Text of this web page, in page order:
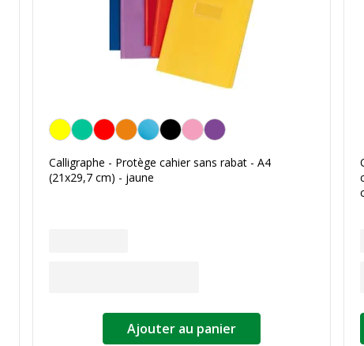
Jaune
Calligraphe - Protège cahier sans rabat - A4
(21x29,7 cm) - jaune
Ajouter au panier